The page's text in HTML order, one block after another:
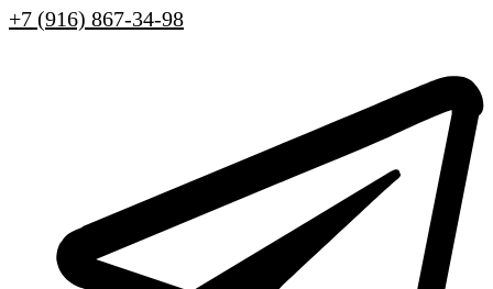
+7 (916) 867-34-98